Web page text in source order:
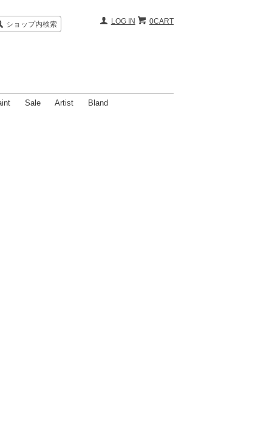
ショップ内検索 0CART
LOG IN
Sale Artist Bland